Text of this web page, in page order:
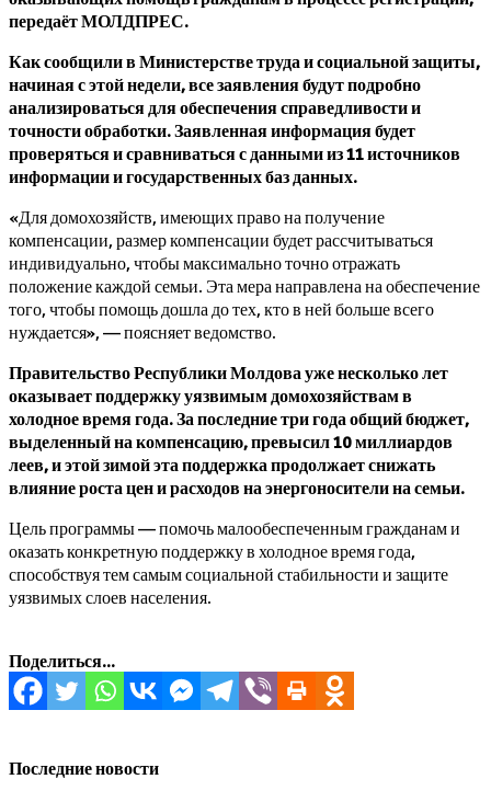
передаёт МОЛДПРЕС.
Как сообщили в Министерстве труда и социальной защиты,
начиная с этой недели, все заявления будут подробно
анализироваться для обеспечения справедливости и
точности обработки. Заявленная информация будет
проверяться и сравниваться с данными из 11 источников
информации и государственных баз данных.
«Для домохозяйств, имеющих право на получение
компенсации, размер компенсации будет рассчитываться
индивидуально, чтобы максимально точно отражать
положение каждой семьи. Эта мера направлена ​​на обеспечение
того, чтобы помощь дошла до тех, кто в ней больше всего
нуждается», — поясняет ведомство.
Правительство Республики Молдова уже несколько лет
оказывает поддержку уязвимым домохозяйствам в
холодное время года. За последние три года общий бюджет,
выделенный на компенсацию, превысил 10 миллиардов
леев, и этой зимой эта поддержка продолжает снижать
влияние роста цен и расходов на энергоносители на семьи.
Цель программы — помочь малообеспеченным гражданам и
оказать конкретную поддержку в холодное время года,
способствуя тем самым социальной стабильности и защите
уязвимых слоев населения.
Поделиться...
Последние новости